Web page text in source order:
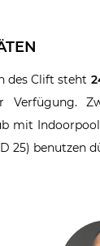
des Clift steht
Verfügung.
mit
25) benutzen